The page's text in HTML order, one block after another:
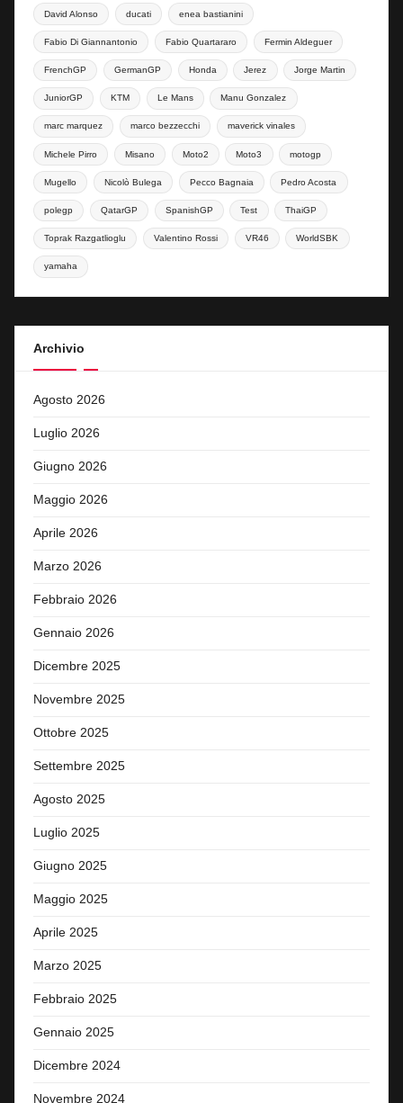
David Alonso ducati enea bastianini
Fabio Di Giannantonio Fabio Quartararo Fermin Aldeguer
FrenchGP GermanGP Honda Jerez Jorge Martin
JuniorGP KTM Le Mans Manu Gonzalez
marc marquez marco bezzecchi maverick vinales
Michele Pirro Misano Moto2 Moto3 motogp
Mugello Nicolò Bulega Pecco Bagnaia Pedro Acosta
polegp QatarGP SpanishGP Test ThaiGP
Toprak Razgatlioglu Valentino Rossi VR46 WorldSBK
yamaha
Archivio
Agosto 2026
Luglio 2026
Giugno 2026
Maggio 2026
Aprile 2026
Marzo 2026
Febbraio 2026
Gennaio 2026
Dicembre 2025
Novembre 2025
Ottobre 2025
Settembre 2025
Agosto 2025
Luglio 2025
Giugno 2025
Maggio 2025
Aprile 2025
Marzo 2025
Febbraio 2025
Gennaio 2025
Dicembre 2024
Novembre 2024